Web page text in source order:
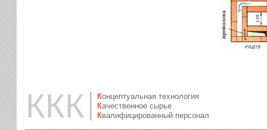
ККК
Концептуальная технология
Качественное сырье
Квалифицированный персонал